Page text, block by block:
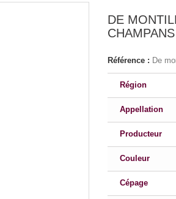
DE
Référence : De
Région
Appellation
Producteur
Couleur
Cépage